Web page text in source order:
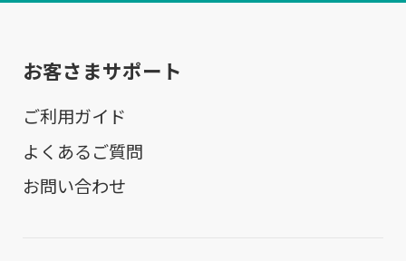
お客さまサポート
ご利用ガイド
よくあるご質問
お問い合わせ